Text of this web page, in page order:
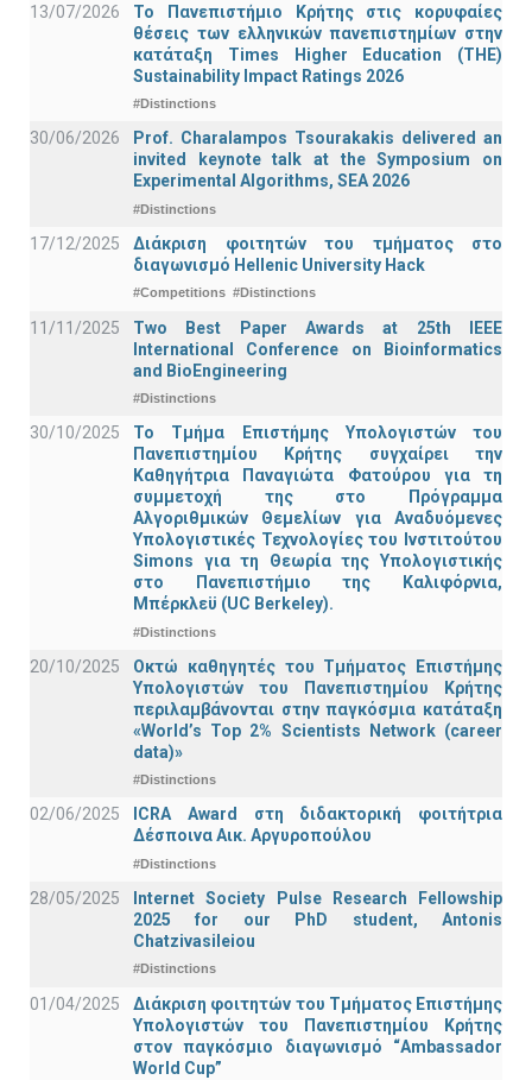
13/07/2026
Το Πανεπιστήμιο Κρήτης στις κορυφαίες
θέσεις των ελληνικών πανεπιστημίων στην
κατάταξη Times Higher Education (ΤΗΕ)
Sustainability Impact Ratings 2026
#Distinctions
30/06/2026
Prof. Charalampos Tsourakakis delivered an
invited keynote talk at the Symposium on
Experimental Algorithms, SEA 2026
#Distinctions
17/12/2025
Διάκριση φοιτητών του τμήματος στο
διαγωνισμό Hellenic University Hack
#Competitions #Distinctions
11/11/2025
Two Best Paper Awards at 25th IEEE
International Conference on Bioinformatics
and BioEngineering
#Distinctions
30/10/2025
Το Τμήμα Επιστήμης Υπολογιστών του
Πανεπιστημίου Κρήτης συγχαίρει την
Καθηγήτρια Παναγιώτα Φατούρου για τη
συμμετοχή της στο Πρόγραμμα
Αλγοριθμικών Θεμελίων για Αναδυόμενες
Υπολογιστικές Τεχνολογίες του Ινστιτούτου
Simons για τη Θεωρία της Υπολογιστικής
στο Πανεπιστήμιο της Καλιφόρνια,
Μπέρκλεϋ (UC Berkeley).
#Distinctions
20/10/2025
Οκτώ καθηγητές του Τμήματος Επιστήμης
Υπολογιστών του Πανεπιστημίου Κρήτης
περιλαμβάνονται στην παγκόσμια κατάταξη
«World’s Top 2% Scientists Network (career
data)»
#Distinctions
02/06/2025
ICRA Award στη διδακτορική φοιτήτρια
Δέσποινα Αικ. Αργυροπούλου
#Distinctions
28/05/2025
Internet Society Pulse Research Fellowship
2025 for our PhD student, Antonis
Chatzivasileiou
#Distinctions
01/04/2025
Διάκριση φοιτητών του Τμήματος Επιστήμης
Υπολογιστών του Πανεπιστημίου Κρήτης
στον παγκόσμιο διαγωνισμό “Ambassador
World Cup”